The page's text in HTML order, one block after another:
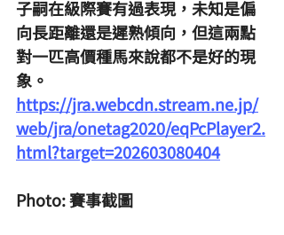
子嗣在級際賽有過表現，未知是偏
向長距離還是遲熟傾向，但這兩點
對一匹高價種馬來說都不是好的現
象。
https://jra.webcdn.stream.ne.jp/
web/jra/onetag2020/eqPcPlayer2.
html?target=202603080404
Photo: 賽事截圖